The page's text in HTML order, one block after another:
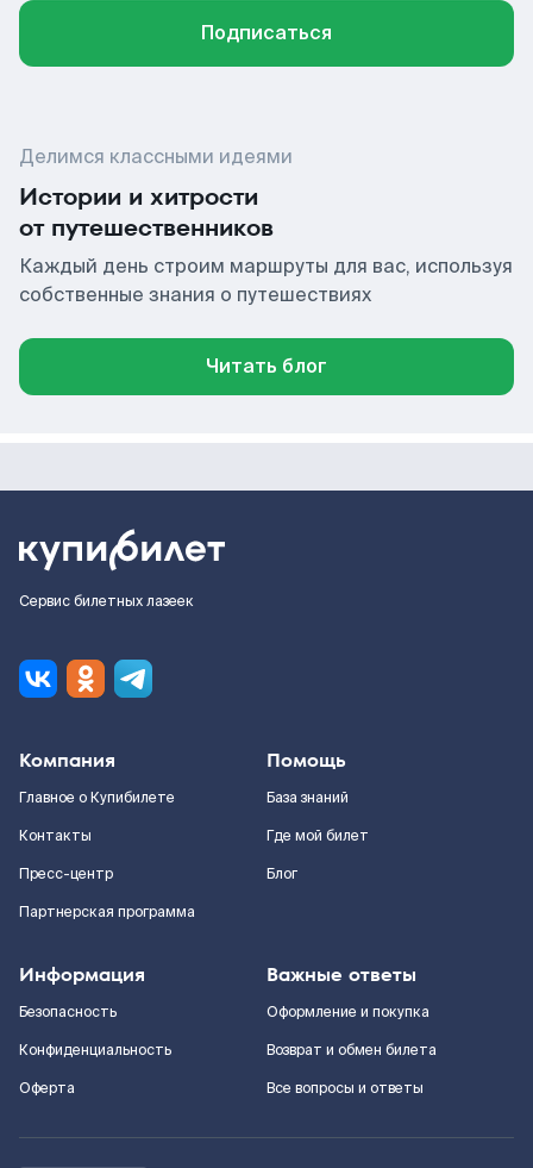
Подписаться
Делимся классными идеями
Истории и хитрости
от путешественников
Каждый день строим маршруты для вас, используя
собственные знания о путешествиях
Читать блог
Сервис билетных лазеек
Компания
Главное о Купибилете
Контакты
Пресс-центр
Партнерская программа
Помощь
База знаний
Где мой билет
Блог
Информация
Безопасность
Конфиденциальность
Оферта
Важные ответы
Оформление и покупка
Возврат и обмен билета
Все вопросы и ответы